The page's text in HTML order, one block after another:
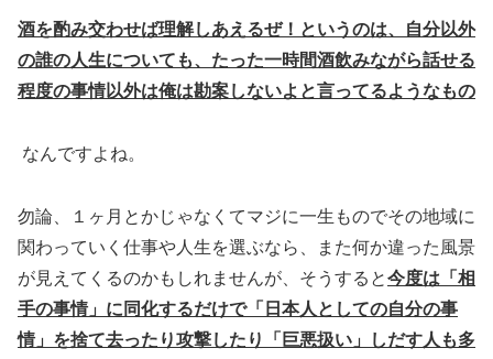
酒を酌み交わせば理解しあえるぜ！というのは、自分以外
の誰の人生についても、たった一時間酒飲みながら話せる
程度の事情以外は俺は勘案しないよと言ってるようなもの
なんですよね。
勿論、１ヶ月とかじゃなくてマジに一生ものでその地域に
関わっていく仕事や人生を選ぶなら、また何か違った風景
が見えてくるのかもしれませんが、そうすると今度は「相
手の事情」に同化するだけで「日本人としての自分の事
情」を捨て去ったり攻撃したり「巨悪扱い」しだす人も多